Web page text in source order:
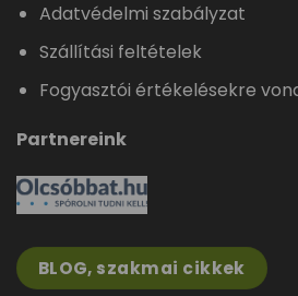
Adatvédelmi szabályzat
Szállítási feltételek
Fogyasztói értékelésekre
Partnereink
BLOG, szakmai cikkek